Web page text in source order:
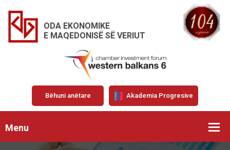
ODA EKONOMIKE
E MAQEDONISË SË VERIUT
Bëhuni anëtare Akademia Progresive
Menu